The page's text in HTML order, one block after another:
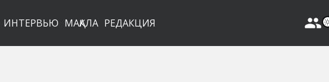
ИНТЕРВЬЮ МАҚАЛА РЕДАКЦИЯ